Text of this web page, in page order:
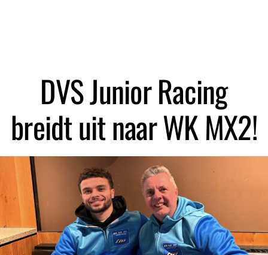
DVS Junior Racing
breidt uit naar WK MX2!